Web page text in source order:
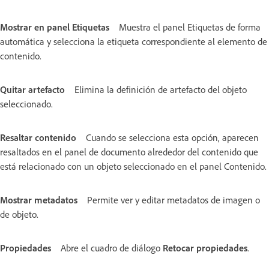
Mostrar en panel Etiquetas
Muestra el panel Etiquetas de forma
automática y selecciona la etiqueta correspondiente al elemento de
contenido.
Quitar artefacto
Elimina la definición de artefacto del objeto
seleccionado.
Resaltar contenido
Cuando se selecciona esta opción, aparecen
resaltados en el panel de documento alrededor del contenido que
está relacionado con un objeto seleccionado en el panel Contenido.
Mostrar metadatos
Permite ver y editar metadatos de imagen o
de objeto.
Propiedades Abre el cuadro de diálogo Retocar propiedades.